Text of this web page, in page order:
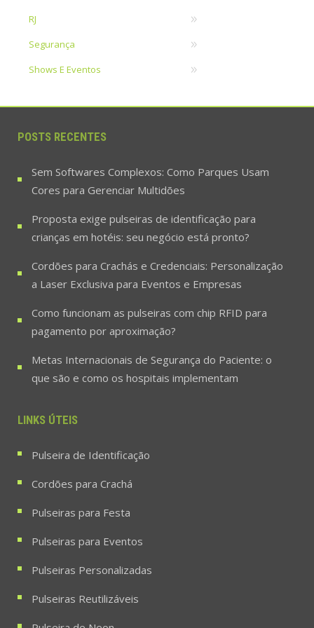
RJ
Segurança
Shows E Eventos
POSTS RECENTES
Sem Softwares Complexos: Como Parques Usam
Cores para Gerenciar Multidões
Proposta exige pulseiras de identificação para
crianças em hotéis: seu negócio está pronto?
Cordões para Crachás e Credenciais: Personalização
a Laser Exclusiva para Eventos e Empresas
Como funcionam as pulseiras com chip RFID para
pagamento por aproximação?
Metas Internacionais de Segurança do Paciente: o
que são e como os hospitais implementam
LINKS ÚTEIS
Pulseira de Identificação
Cordões para Crachá
Pulseiras para Festa
Pulseiras para Eventos
Pulseiras Personalizadas
Pulseiras Reutilizáveis